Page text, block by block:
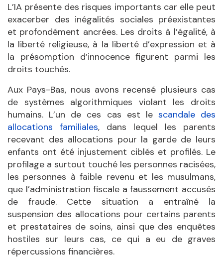
L’IA présente des risques importants car elle peut
exacerber des inégalités sociales préexistantes
et profondément ancrées. Les droits à l’égalité, à
la liberté religieuse, à la liberté d’expression et à
la présomption d’innocence figurent parmi les
droits touchés.
Aux Pays-Bas, nous avons recensé plusieurs cas
de systèmes algorithmiques violant les droits
humains. L’un de ces cas est le scandale des
allocations familiales, dans lequel les parents
recevant des allocations pour la garde de leurs
enfants ont été injustement ciblés et profilés. Le
profilage a surtout touché les personnes racisées,
les personnes à faible revenu et les musulmans,
que l’administration fiscale a faussement accusés
de fraude. Cette situation a entraîné la
suspension des allocations pour certains parents
et prestataires de soins, ainsi que des enquêtes
hostiles sur leurs cas, ce qui a eu de graves
répercussions financières.